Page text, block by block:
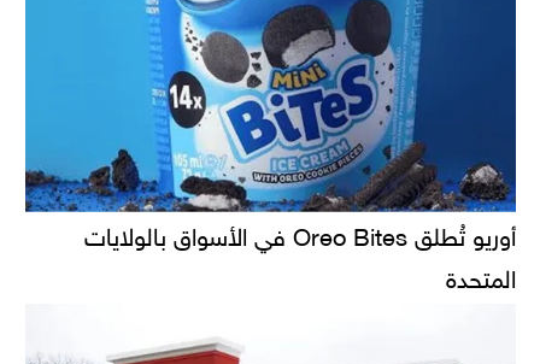
أوريو تُطلق Oreo Bites في الأسواق بالولايات
المتحدة